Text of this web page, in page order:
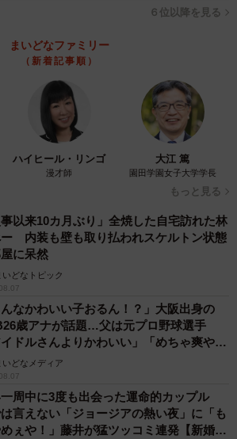
６位以降を見る
まいどなファミリー
（新着記事順）
ハイヒール・リンゴ
漫才師
大江 篤
園田学園女子大学学長
もっと見る
事以来10カ月ぶり」全焼した自宅訪れた林
内装も壁も取り払われスケルトン状態
に呆然
いどなトピック
んなかわいい子おるん！？」大阪出身の
歳アナが話題…父は元プロ野球選手
イドルさんよりかわいい」「めちゃ爽や
いどなメディア
周中に3度も出会った運命的カップル
言えない「ジョージアの熱い夜」に「も
めぇや！」藤井が猛ツッコミ連発【新婚さ